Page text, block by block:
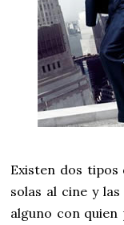
Existen dos tipos
solas al cine y
alguno con